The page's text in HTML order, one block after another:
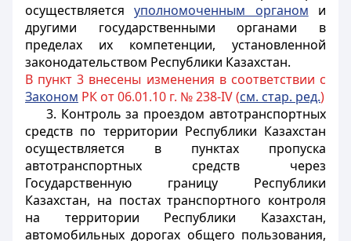
осуществляетсяуполномоченным органом и
другими государственными органами в
пределах их компетенции, установленной
законодательством Республики Казахстан.
В пункт 3 внесены изменения в соответствии с
Законом РК от 06.01.10 г. № 238-IV (см. стар. ред.)
3. Контроль за проездом автотранспортных
средств по территории Республики Казахстан
осуществляется в пунктах пропуска
автотранспортных средств через
Государственную границу Республики
Казахстан, на постах транспортного контроля
на территории Республики Казахстан,
автомобильных дорогах общего пользования,